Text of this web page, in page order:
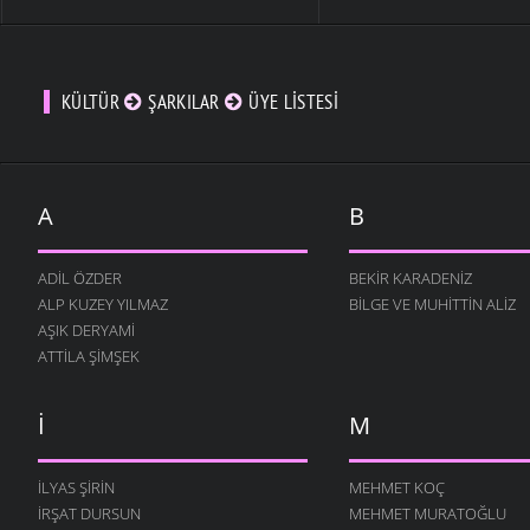
CELALETTIN ALTUN- 11
KÜLTÜR ŞARKILAR ÜYE LISTESI
A
ADIL ÖZDER
ALP KUZEY YILMAZ
AŞIK DERYAMI
ATTILA ŞIMŞEK
B
BEKIR KARADENIZ
BILGE VE MUHITTIN ALIZ
I
İLYAS ŞIRIN
İRŞAT DURSUN
M
MEHMET KOÇ
MEHMET MURATOĞLU